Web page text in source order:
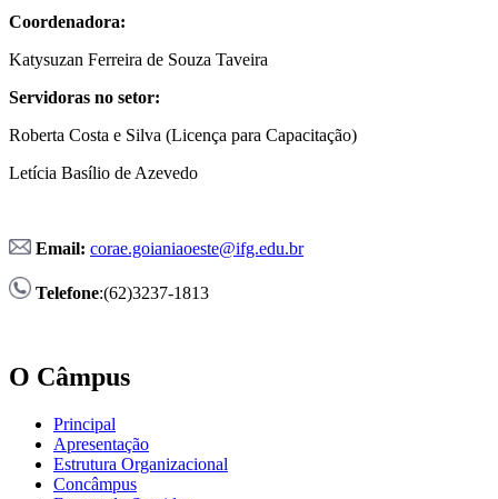
Coordenadora:
Katysuzan Ferreira de Souza Taveira
Servidoras no setor:
Roberta Costa e Silva (Licença para Capacitação)
Letícia Basílio de Azevedo
Email: corae.goianiaoeste@ifg.edu.br
Telefone:(62)3237-1813
O Câmpus
Principal
Apresentação
Estrutura Organizacional
Concâmpus